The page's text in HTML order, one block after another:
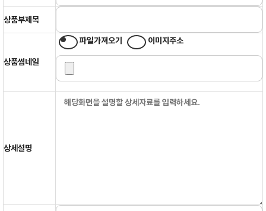
상품부제목
상품썸네일
파일가져오기 이미지주소
상세설명